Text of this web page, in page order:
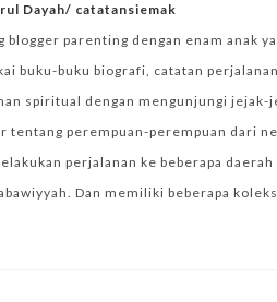
Dayah/ catatansiemak
blogger parenting dengan enam anak
buku-buku biografi, catatan
spiritual dengan mengunjungi
perempuan-perempuan dari
perjalanan ke beberapa
Dan memiliki beberapa